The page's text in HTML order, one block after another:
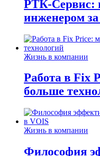
РТК-Сервис:
инженером
Жизнь в компании
Работа в Fix
больше
Жизнь в компании
Философия